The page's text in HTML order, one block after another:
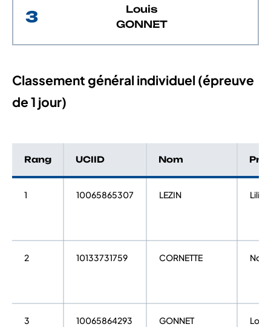
3
Louis
GONNET
Classement général individuel (épreuve
de 1 jour)
Rang UCIID Nom
1 10065865307 LEZIN Lilian
2 10133731759 CORNETTE Noa
3 10065864293 GONNET Louis